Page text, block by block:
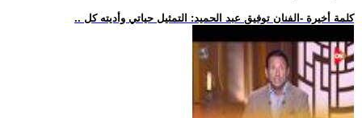
.. كلمة أخيرة -الفنان توفيق عبد الحميد: التمثيل حياتي وأديته كل